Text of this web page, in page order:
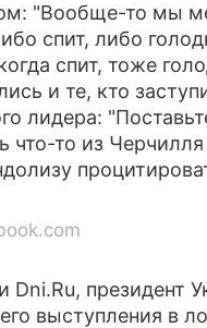
"Вообще-то мы
спит, либо
спит, тоже
и те, кто
лидера:
что-то из
Dni.Ru, президент
выступления в